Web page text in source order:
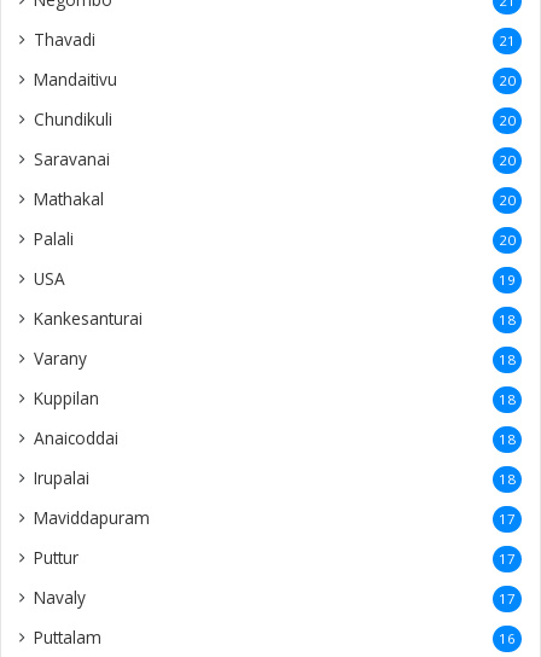
Thavadi 21
Mandaitivu 20
Chundikuli 20
Saravanai 20
Mathakal 20
Palali 20
USA 19
Kankesanturai 18
Varany 18
Kuppilan 18
Anaicoddai 18
Irupalai 18
Maviddapuram 17
Puttur 17
Navaly 17
Puttalam 16